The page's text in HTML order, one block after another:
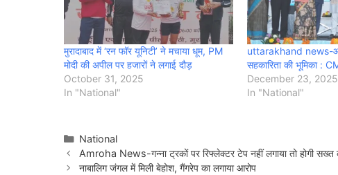
मुरादाबाद में ‘रन फॉर यूनिटी’ ने मचाया धूम, PM
मोदी की अपील पर हजारों ने लगाई दौड़
October 31, 2025
In "National"
uttarakhand news-
सहकारिता की भूमिका :
December 23, 2025
In "National"
Categories
National
Amroha News-गन्ना ट्रकों पर रिफ्लेक्टर टेप नहीं लगाया तो होगी सख्त
नाबालिग जंगल में मिली बेहोश, गैंगरेप का लगाया आरोप